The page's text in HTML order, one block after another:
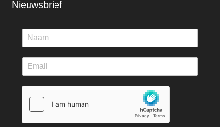
Nieuwsbrief